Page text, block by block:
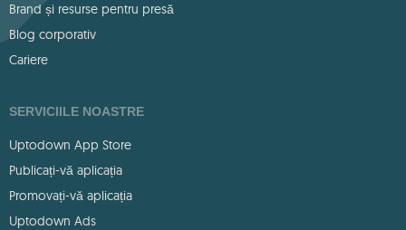
Brand și resurse pentru presă
Blog corporativ
Cariere
SERVICIILE NOASTRE
Uptodown App Store
Publicați-vă aplicația
Promovați-vă aplicația
Uptodown Ads